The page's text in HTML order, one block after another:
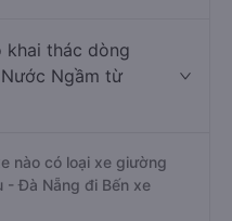
khai thác dòng
Ngầm từ
nào có loại xe giường
- Đà Nẵng đi Bến xe